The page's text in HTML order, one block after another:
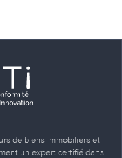
de biens immobiliers et
un expert certifié dans